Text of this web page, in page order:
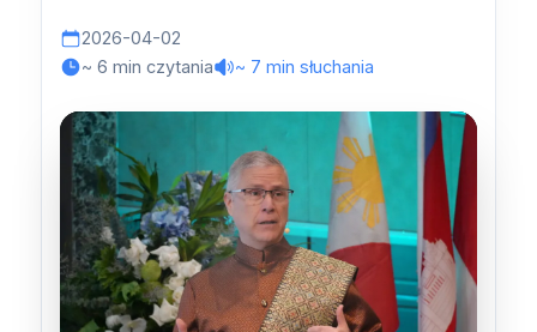
2026-04-02
~ 6 min czytania
~ 7 min słuchania